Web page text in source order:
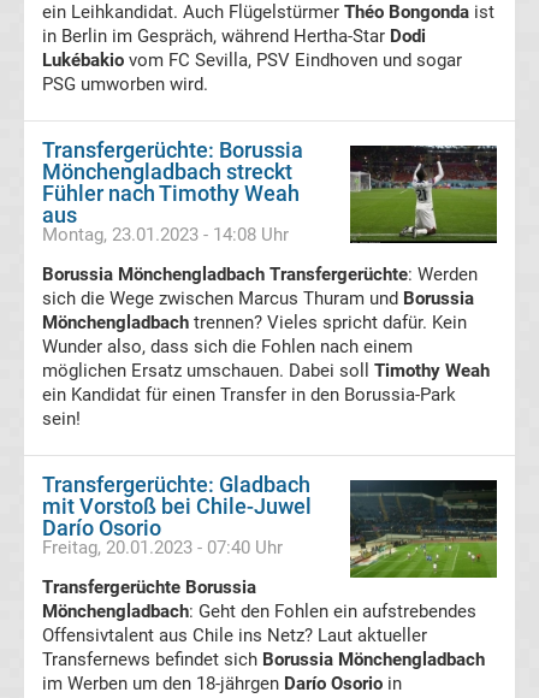
Conference
League
Tabelle
Formel
1
Rennkalender
Transfergerüchte
WWE
News
Boxen
News
DAZN
ein Leihkandidat. Auch Flügelstürmer Théo Bongonda ist
in Berlin im Gespräch, während Hertha-Star Dodi
Lukébakio vom FC Sevilla, PSV Eindhoven und sogar
PSG umworben wird.
Transfergerüchte: Borussia
Mönchengladbach streckt
Fühler nach Timothy Weah
aus
Montag, 23.01.2023 - 14:08 Uhr
Borussia Mönchengladbach Transfergerüchte: Werden
sich die Wege zwischen Marcus Thuram und Borussia
Mönchengladbach trennen? Vieles spricht dafür. Kein
Wunder also, dass sich die Fohlen nach einem
möglichen Ersatz umschauen. Dabei soll Timothy Weah
ein Kandidat für einen Transfer in den Borussia-Park
sein!
Transfergerüchte: Gladbach
mit Vorstoß bei Chile-Juwel
Darío Osorio
Freitag, 20.01.2023 - 07:40 Uhr
Transfergerüchte Borussia
Mönchengladbach: Geht den Fohlen ein aufstrebendes
Offensivtalent aus Chile ins Netz? Laut aktueller
Transfernews befindet sich Borussia Mönchengladbach
im Werben um den 18-jährgen Darío Osorio in